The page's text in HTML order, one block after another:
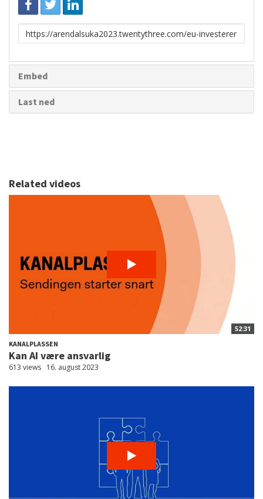
Link
for
Embed
Last ned
Related videos
52:31
KANALPLASSEN
Kan AI være ansvarlig
613 views 16. august 2023